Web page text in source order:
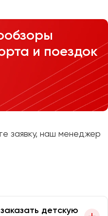
и поездок
заявку, наш менеджер
детскую